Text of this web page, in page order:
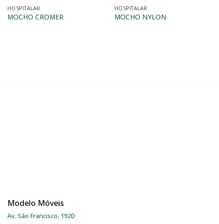
HOSPITALAR
MOCHO CROMER
HOSPITALAR
MOCHO NYLON
Modelo Móveis
Av. São Francisco, 1920